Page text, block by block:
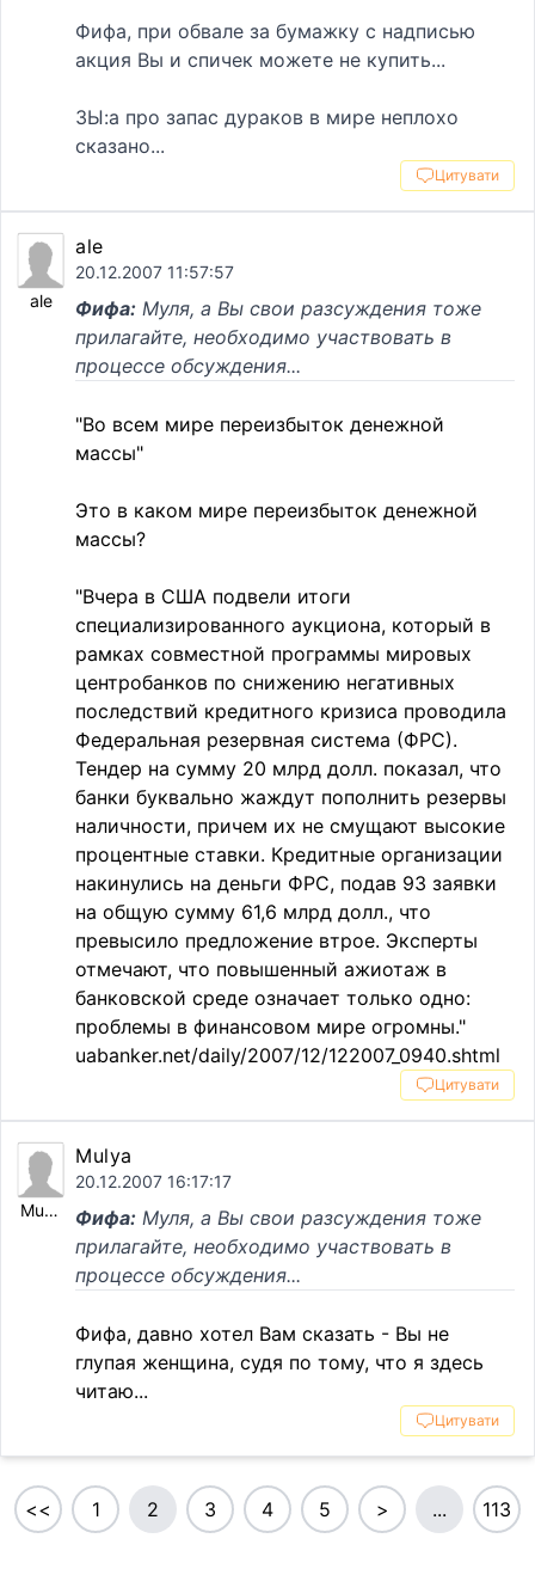
Фифа, при обвале за бумажку с надписью
акция Вы и спичек можете не купить...
ЗЫ:а про запас дураков в мире неплохо
сказано...
Цитувати
ale
ale
20.12.2007 11:57:57
Фифа: Муля, а Вы свои разсуждения тоже
прилагайте, необходимо участвовать в
процессе обсуждения...
"Во всем мире переизбыток денежной
массы"
Это в каком мире переизбыток денежной
массы?
"Вчера в США подвели итоги
специализированного аукциона, который в
рамках совместной программы мировых
центробанков по снижению негативных
последствий кредитного кризиса проводила
Федеральная резервная система (ФРС).
Тендер на сумму 20 млрд долл. показал, что
банки буквально жаждут пополнить резервы
наличности, причем их не смущают высокие
процентные ставки. Кредитные организации
накинулись на деньги ФРС, подав 93 заявки
на общую сумму 61,6 млрд долл., что
превысило предложение втрое. Эксперты
отмечают, что повышенный ажиотаж в
банковской среде означает только одно:
проблемы в финансовом мире огромны."
uabanker.net/daily/2007/12/122007_0940.shtml
Цитувати
Mulya
Mulya
20.12.2007 16:17:17
Фифа: Муля, а Вы свои разсуждения тоже
прилагайте, необходимо участвовать в
процессе обсуждения...
Фифа, давно хотел Вам сказать - Вы не
глупая женщина, судя по тому, что я здесь
читаю...
Цитувати
<< 1 2 3 4 5 > ... 113